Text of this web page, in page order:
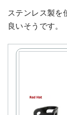
ステンレス製を
良いそうです。